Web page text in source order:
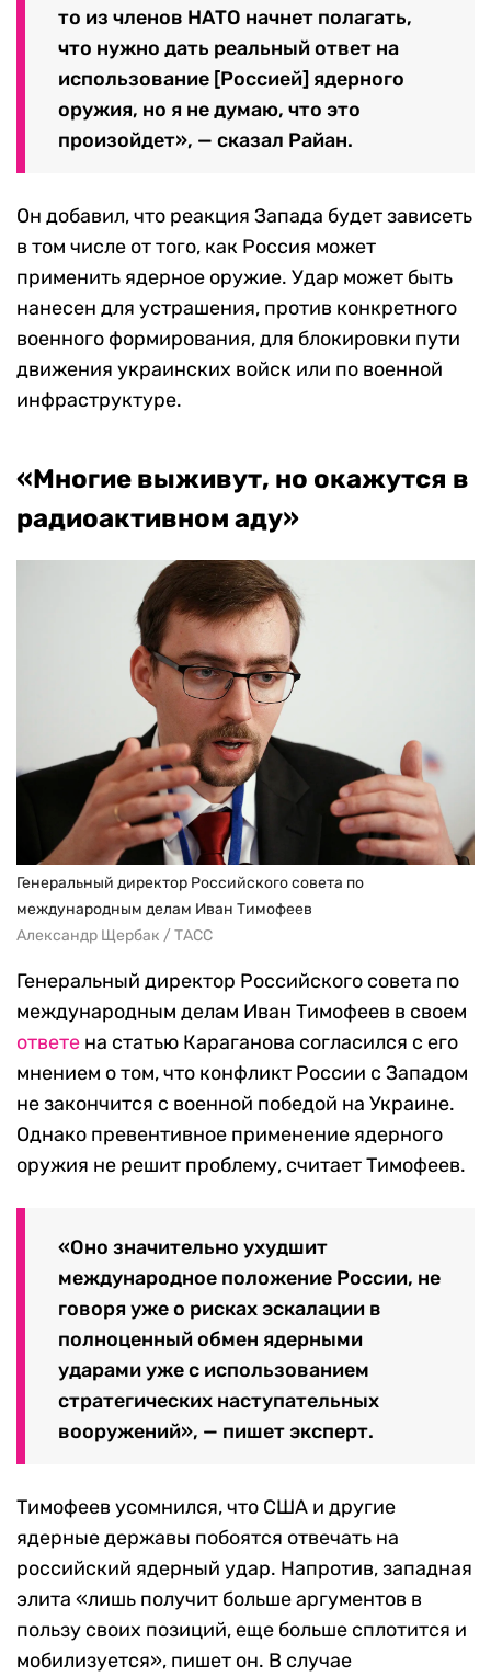
то из членов НАТО начнет полагать,
что нужно дать реальный ответ на
использование [Россией] ядерного
оружия, но я не думаю, что это
произойдет», — сказал Райан.
Он добавил, что реакция Запада будет зависеть
в том числе от того, как Россия может
применить ядерное оружие. Удар может быть
нанесен для устрашения, против конкретного
военного формирования, для блокировки пути
движения украинских войск или по военной
инфраструктуре.
«Многие выживут, но окажутся в
радиоактивном аду»
Генеральный директор Российского совета по
международным делам Иван Тимофеев
Александр Щербак / ТАСС
Генеральный директор Российского совета по
международным делам Иван Тимофеев в своем
ответе на статью Караганова согласился с его
мнением о том, что конфликт России с Западом
не закончится с военной победой на Украине.
Однако превентивное применение ядерного
оружия не решит проблему, считает Тимофеев.
«Оно значительно ухудшит
международное положение России, не
говоря уже о рисках эскалации в
полноценный обмен ядерными
ударами уже с использованием
стратегических наступательных
вооружений», — пишет эксперт.
Тимофеев усомнился, что США и другие
ядерные державы побоятся отвечать на
российский ядерный удар. Напротив, западная
элита «лишь получит больше аргументов в
пользу своих позиций, еще больше сплотится и
мобилизуется», пишет он. В случае